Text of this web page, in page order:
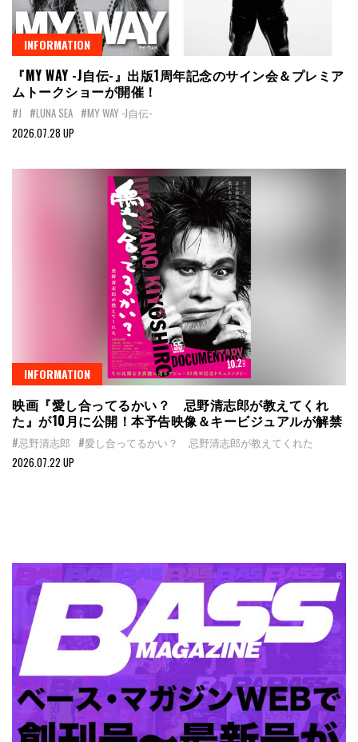
INFORMATION
『MY WAY -J自伝-』出版1周年記念のサイン会＆プレミア
ムトークショーが開催！
#J #LUNA SEA #MY WAY -J自伝-
2026.07.28 UP
INFORMATION
映画『愛し合ってるかい？ 忌野清志郎が教えてくれ
た』が10月に公開！本予告映像＆キービジュアルが解禁
#忌野清志郎 #愛し合ってるかい？ 忌野清志郎が教えてくれた
2026.07.22 UP